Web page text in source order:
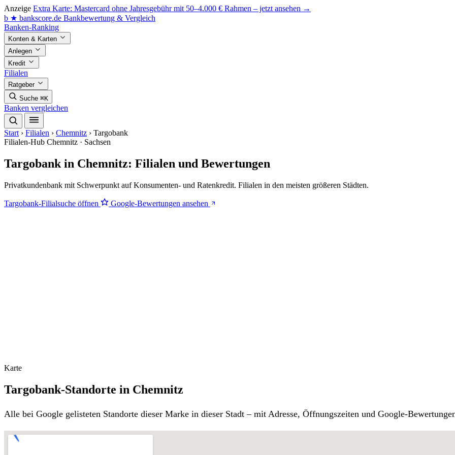
Anzeige Extra Karte: Mastercard ohne Jahresgebühr mit 50–4.000 € Rahmen – jetzt ansehen →
b ★ bankscore.de Bankbewertung & Vergleich
Banken-Ranking
Konten & Karten
Anlegen
Kredit
Filialen
Ratgeber
Suche ⌘K
Banken vergleichen
Start › Filialen › Chemnitz › Targobank
Filialen-Hub Chemnitz · Sachsen
Targobank in Chemnitz: Filialen und Bewertungen
Privatkundenbank mit Schwerpunkt auf Konsumenten- und Ratenkredit. Filialen in den meisten größeren Städten.
Targobank-Filialsuche öffnen Google-Bewertungen ansehen
Karte
Targobank-Standorte in Chemnitz
Alle bei Google gelisteten Standorte dieser Marke in dieser Stadt – mit Adresse, Öffnungszeiten und Google-